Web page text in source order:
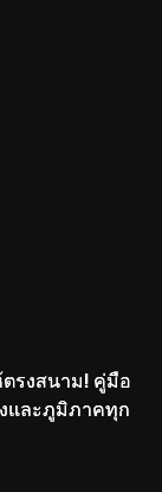
รงสนาม! คู่มือ
และภูมิภาคทุก